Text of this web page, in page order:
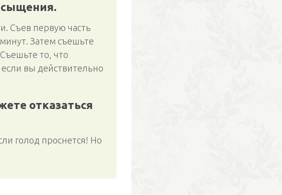
Съев первую часть
Затем съешьте
то, что
если вы действительно
отказаться
голод проснется! Но